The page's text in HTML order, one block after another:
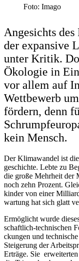
Foto: Imago
Angesichts
der expansive
unter Kritik.
Ökologie in
vor allem auf
Wettbewerb
fördern, denn
kein Mensch.
Der Klima­wandel ist
ge­schichte. Lebte zu
die große Mehrheit der
noch zehn Prozent.
kinder von einer
wartung hat sich glatt
Ermög­licht wurde
schaftlich-techni­schen
ckungen und
Steigerung der
Erträge. Sie